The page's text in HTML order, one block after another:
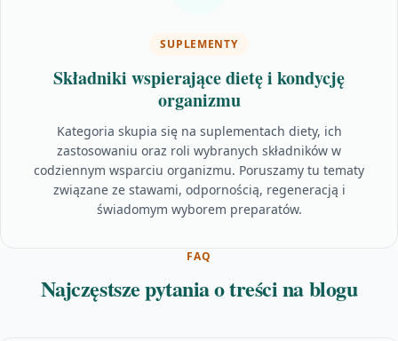
SUPLEMENTY
Składniki wspierające dietę i kondycję
organizmu
Kategoria skupia się na suplementach diety, ich
zastosowaniu oraz roli wybranych składników w
codziennym wsparciu organizmu. Poruszamy tu tematy
związane ze stawami, odpornością, regeneracją i
świadomym wyborem preparatów.
FAQ
Najczęstsze pytania o treści na blogu